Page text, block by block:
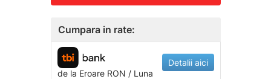
Cumpara in rate:
de la EroareRON / Luna
Detalii aici